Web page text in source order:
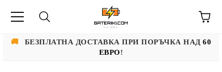
🚚 БЕЗПЛАТНА ДОСТАВКА ПРИ ПОРЪЧКА НАД60
ЕВРО!